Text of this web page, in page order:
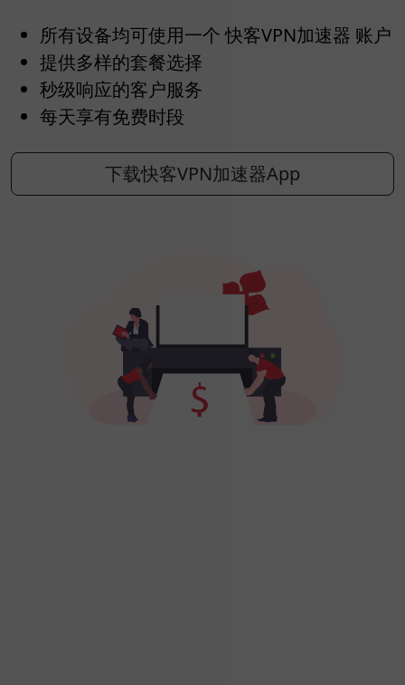
所有设备均可使用一个 快客VPN加速器 账户
提供多样的套餐选择
秒级响应的客户服务
每天享有免费时段
下载快客VPN加速器App